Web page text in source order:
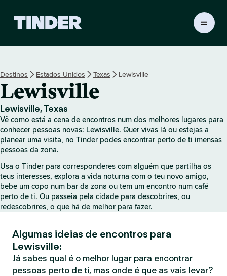
a
i
n
c
a
o
T
i
n
r
Destinos Estados Unidos Texas Lewisville
Lewisville
Lewisville, Texas
Vê como está a cena de encontros num dos melhores lugares para
conhecer pessoas novas: Lewisville. Quer vivas lá ou estejas a
planear uma visita, no Tinder podes encontrar perto de ti imensas
pessoas da zona.
Usa o Tinder para corresponderes com alguém que partilha os
teus interesses, explora a vida noturna com o teu novo amigo,
bebe um copo num bar da zona ou tem um encontro num café
perto de ti. Ou passeia pela cidade para descobrires, ou
redescobrires, o que há de melhor para fazer.
Algumas ideias de encontros para
Lewisville:
Já sabes qual é o melhor lugar para encontrar
pessoas perto de ti, mas onde é que as vais levar?